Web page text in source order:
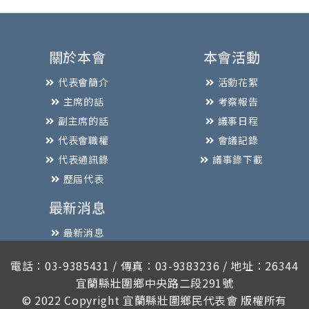
關於本會
代表會簡介
主席的話
副主席的話
代表會職權
代表通訊錄
歷屆代表
本會活動
活動花絮
考察報告
議事日程
會議記錄
議事錄下載
最新消息
最新消息
電話：03-9385431 / 傳真：03-9383236 / 地址：26344
宜蘭縣壯圍鄉中央路二段291號
© 2022 Copyright 宜蘭縣壯圍鄉民代表會 版權所有